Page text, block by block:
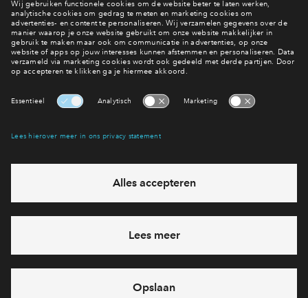
eventuele projecten
Ja, ik wil mij aanmelden
Heb je een vraag en wil je direct antwoord? Bel ons op088 -
712 26 80
6 dagen per week beschikbaar (behalve tijdens